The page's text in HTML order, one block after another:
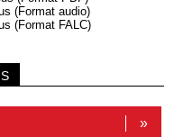
(Format audio)
(Format FALC)
»